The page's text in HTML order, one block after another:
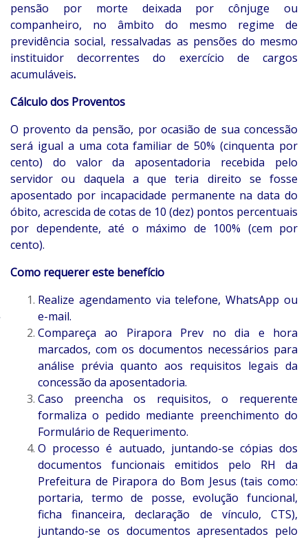
pensão por morte deixada por cônjuge ou
companheiro, no âmbito do mesmo regime de
previdência social, ressalvadas as pensões do mesmo
instituidor decorrentes do exercício de cargos
acumuláveis.
Cálculo dos Proventos
O provento da pensão, por ocasião de sua concessão
será igual a uma cota familiar de 50% (cinquenta por
cento) do valor da aposentadoria recebida pelo
servidor ou daquela a que teria direito se fosse
aposentado por incapacidade permanente na data do
óbito, acrescida de cotas de 10 (dez) pontos percentuais
por dependente, até o máximo de 100% (cem por
cento).
Como requerer este benefício
Realize agendamento via telefone, WhatsApp ou
e-mail.
Compareça ao Pirapora Prev no dia e hora
marcados, com os documentos necessários para
análise prévia quanto aos requisitos legais da
concessão da aposentadoria.
Caso preencha os requisitos, o requerente
formaliza o pedido mediante preenchimento do
Formulário de Requerimento.
O processo é autuado, juntando-se cópias dos
documentos funcionais emitidos pelo RH da
Prefeitura de Pirapora do Bom Jesus (tais como:
portaria, termo de posse, evolução funcional,
ficha financeira, declaração de vínculo, CTS),
juntando-se os documentos apresentados pelo